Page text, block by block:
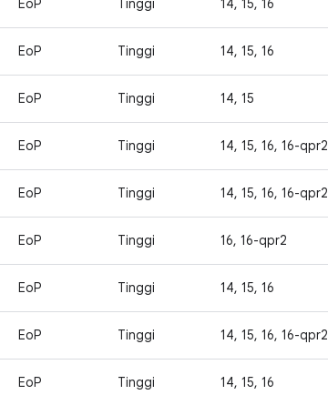
EoP Tinggi 14, 15, 16
EoP Tinggi 14, 15, 16
EoP Tinggi 14, 15
EoP Tinggi 14, 15, 16, 16-qpr2
EoP Tinggi 14, 15, 16, 16-qpr2
EoP Tinggi 16, 16-qpr2
EoP Tinggi 14, 15, 16
EoP Tinggi 14, 15, 16, 16-qpr2
EoP Tinggi 14, 15, 16